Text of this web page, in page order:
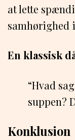
at lette
samhørighed
En klassisk
“Hvad
suppen?
Konklusion